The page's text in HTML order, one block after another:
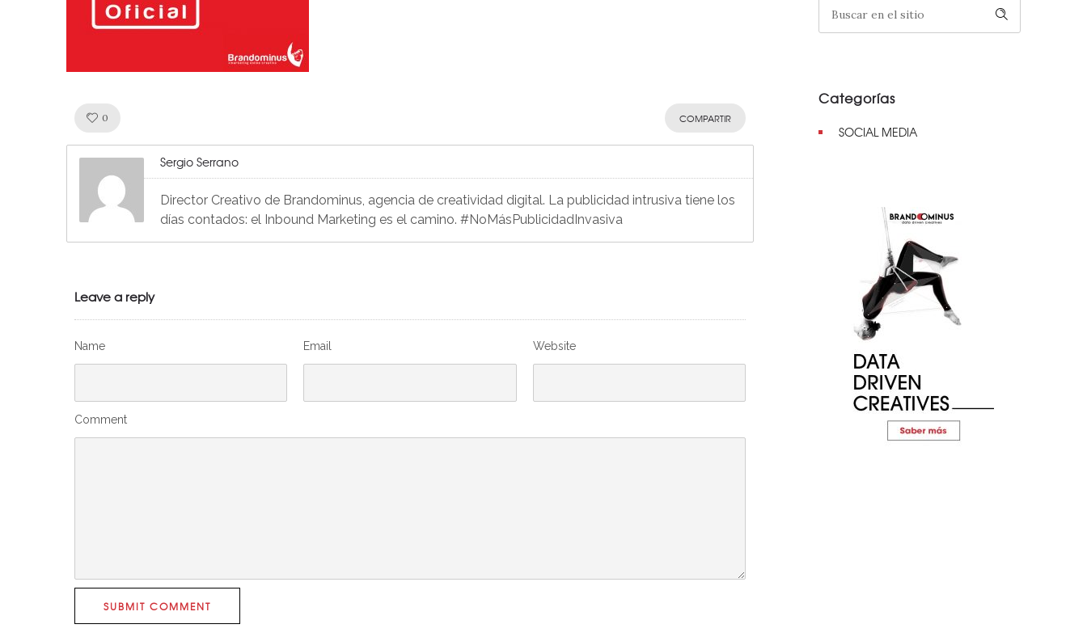
0 COMPARTIR
Sergio Serrano
Director Creativo de Brandominus, agencia de creatividad digital. La publicidad intrusiva tiene los
días contados: el Inbound Marketing es el camino. #NoMásPublicidadInvasiva
Leave a reply
Name Email Website
Comment
SUBMIT COMMENT
Categorías
SOCIAL MEDIA